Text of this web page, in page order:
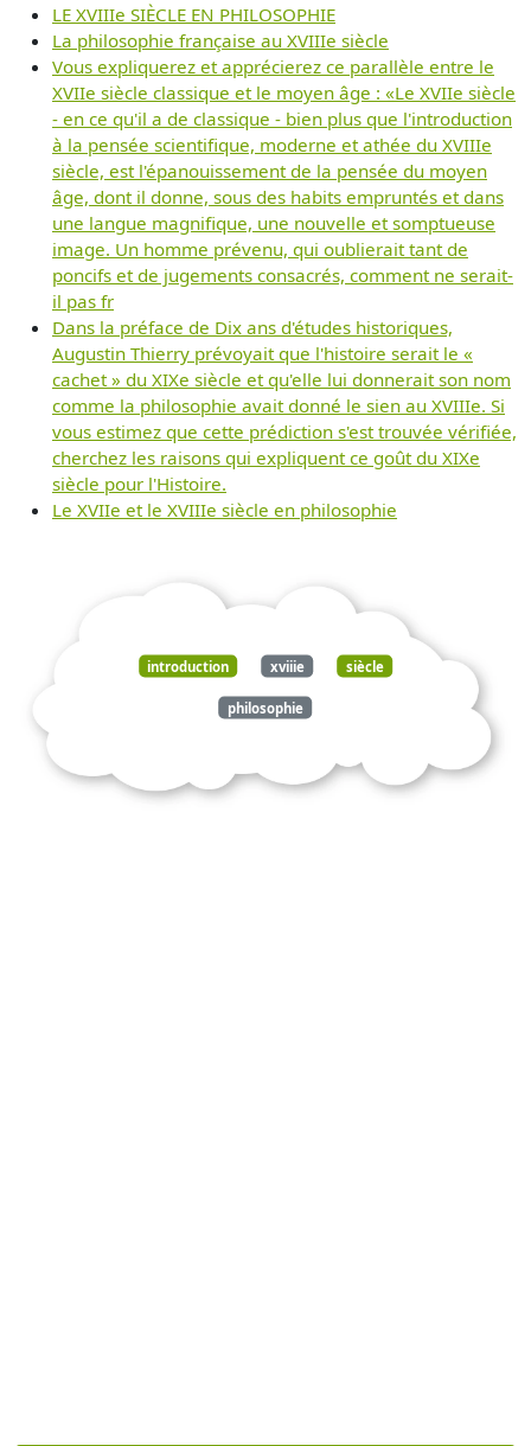
LE XVIIIe SIÈCLE EN PHILOSOPHIE
La philosophie française au XVIIIe siècle
Vous expliquerez et apprécierez ce parallèle entre le
XVIIe siècle classique et le moyen âge : «Le XVIIe siècle
- en ce qu'il a de classique - bien plus que l'introduction
à la pensée scientifique, moderne et athée du XVIIIe
siècle, est l'épanouissement de la pensée du moyen
âge, dont il donne, sous des habits empruntés et dans
une langue magnifique, une nouvelle et somptueuse
image. Un homme prévenu, qui oublierait tant de
poncifs et de jugements consacrés, comment ne serait-
il pas fr
Dans la préface de Dix ans d'études historiques,
Augustin Thierry prévoyait que l'histoire serait le «
cachet » du XIXe siècle et qu'elle lui donnerait son nom
comme la philosophie avait donné le sien au XVIIIe. Si
vous estimez que cette prédiction s'est trouvée vérifiée,
cherchez les raisons qui expliquent ce goût du XIXe
siècle pour l'Histoire.
Le XVIIe et le XVIIIe siècle en philosophie
introduction xviiie siècle
philosophie